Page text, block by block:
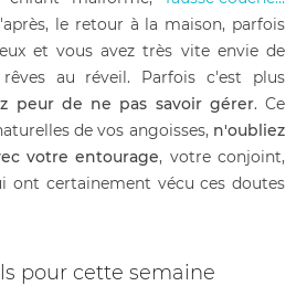
le retour à la maison, parfois
et vous avez très vite envie de
au réveil. Parfois c'est plus
peur de ne pas savoir gérer. Ce
de vos angoisses, n'oubliez
votre entourage, votre conjoint,
ont certainement vécu ces doutes
pour cette semaine